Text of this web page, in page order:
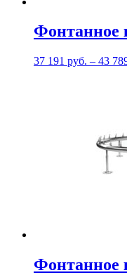
Фонтанное
37 191 руб. – 43
Фонтанное